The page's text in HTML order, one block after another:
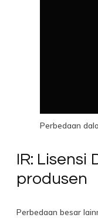
Perbedaan
IR: Lisensi
produsen
Perbedaan besar